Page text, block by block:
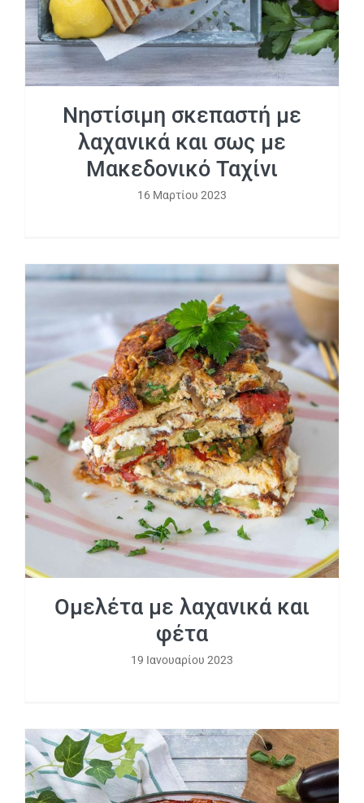
Νηστίσιμη σκεπαστή με
λαχανικά και σως με
Μακεδονικό Ταχίνι
16 Μαρτίου 2023
Ομελέτα με λαχανικά και φέτα
Ομελέτα με λαχανικά και
φέτα
19 Ιανουαρίου 2023